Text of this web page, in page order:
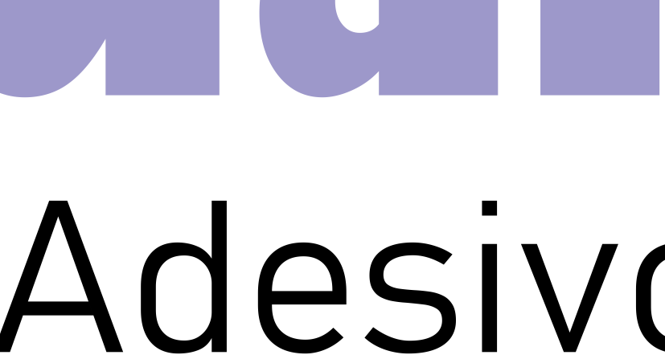
Adesivo para você aplicar como quiser…… Diversão garantida na
Kit Formado por 205 estrelas.
Tamanhos: 5cm, 3,5cm e 2cm
Quantidade
de
Comprar agora